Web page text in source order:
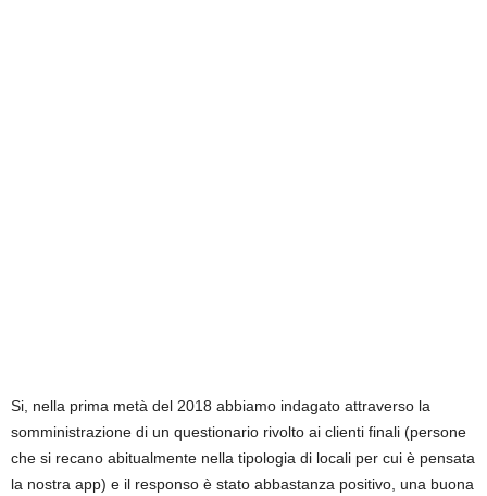
Si, nella prima metà del 2018 abbiamo indagato attraverso la
somministrazione di un questionario rivolto ai clienti finali (persone
che si recano abitualmente nella tipologia di locali per cui è pensata
la nostra app) e il responso è stato abbastanza positivo, una buona